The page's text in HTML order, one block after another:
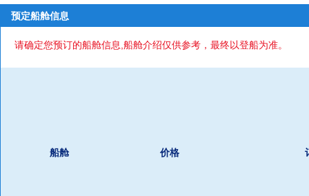
预定船舱信息
请确定您预订的船舱信息,船舱介绍仅供参考，最终以登船为准。
船舱 价格